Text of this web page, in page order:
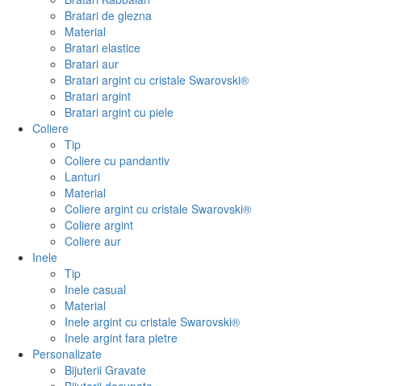
Bratari de glezna
Material
Bratari elastice
Bratari aur
Bratari argint cu cristale Swarovski®
Bratari argint
Bratari argint cu piele
Coliere
Tip
Coliere cu pandantiv
Lanturi
Material
Coliere argint cu cristale Swarovski®
Coliere argint
Coliere aur
Inele
Tip
Inele casual
Material
Inele argint cu cristale Swarovski®
Inele argint fara pietre
Personalizate
Bijuterii Gravate